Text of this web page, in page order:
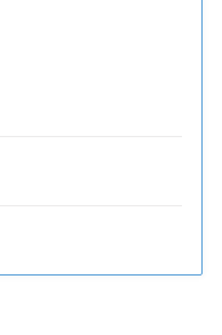
может быть